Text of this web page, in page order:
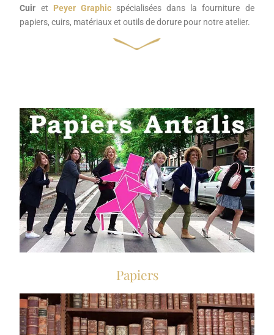
Cuir et Peyer Graphic spécialisées dans la fourniture de
papiers, cuirs, matériaux et outils de dorure pour notre atelier.
Papiers